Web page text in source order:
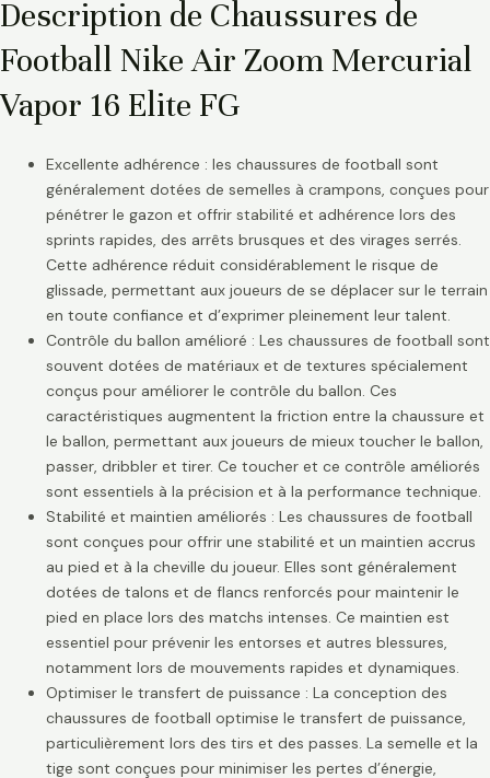
Description de Chaussures de
Football Nike Air Zoom Mercurial
Vapor 16 Elite FG
Excellente adhérence : les chaussures de football sont
généralement dotées de semelles à crampons, conçues pour
pénétrer le gazon et offrir stabilité et adhérence lors des
sprints rapides, des arrêts brusques et des virages serrés.
Cette adhérence réduit considérablement le risque de
glissade, permettant aux joueurs de se déplacer sur le terrain
en toute confiance et d’exprimer pleinement leur talent.
Contrôle du ballon amélioré : Les chaussures de football sont
souvent dotées de matériaux et de textures spécialement
conçus pour améliorer le contrôle du ballon. Ces
caractéristiques augmentent la friction entre la chaussure et
le ballon, permettant aux joueurs de mieux toucher le ballon,
passer, dribbler et tirer. Ce toucher et ce contrôle améliorés
sont essentiels à la précision et à la performance technique.
Stabilité et maintien améliorés : Les chaussures de football
sont conçues pour offrir une stabilité et un maintien accrus
au pied et à la cheville du joueur. Elles sont généralement
dotées de talons et de flancs renforcés pour maintenir le
pied en place lors des matchs intenses. Ce maintien est
essentiel pour prévenir les entorses et autres blessures,
notamment lors de mouvements rapides et dynamiques.
Optimiser le transfert de puissance : La conception des
chaussures de football optimise le transfert de puissance,
particulièrement lors des tirs et des passes. La semelle et la
tige sont conçues pour minimiser les pertes d’énergie,